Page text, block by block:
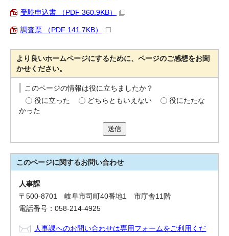
受験申込書 （PDF 360.9KB）
調査票 （PDF 141.7KB）
より良いホームページにするために、ページのご感想をお聞
かせください。
このページの情報は役に立ちましたか？
役に立った
どちらともいえない
役にたたな
かった
送信
このページに関するお問い合わせ
人事課
〒500-8701 岐阜市司町40番地1 市庁舎11階
電話番号：058-214-4925
人事課へのお問い合わせは専用フォームをご利用くだ